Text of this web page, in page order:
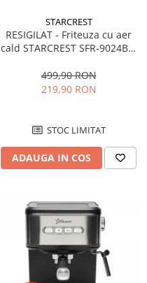
STARCREST
RESIGILAT - Friteuza cu aer
cald STARCREST SFR-9024BK,
Termostat 80 - 200 °C, 12
programe, Negru
499,90 RON
219,90 RON
STOC LIMITAT
ADAUGA IN COS